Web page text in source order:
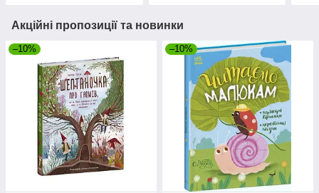
Акційні пропозиції та новинки
–10% –10%